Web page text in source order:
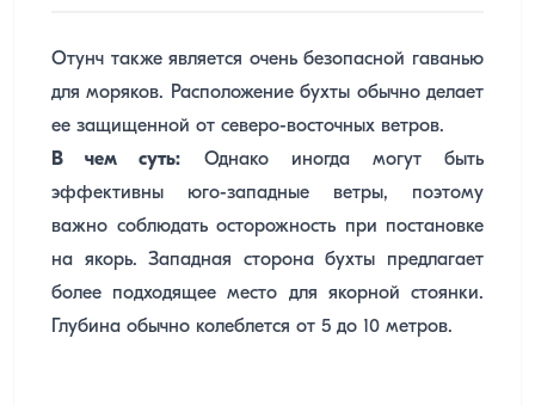
Отунч также является очень безопасной гаванью
для моряков. Расположение бухты обычно делает
ее защищенной от северо-восточных ветров.
В чем суть: Однако иногда могут быть
эффективны юго-западные ветры, поэтому
важно соблюдать осторожность при постановке
на якорь. Западная сторона бухты предлагает
более подходящее место для якорной стоянки.
Глубина обычно колеблется от 5 до 10 метров.